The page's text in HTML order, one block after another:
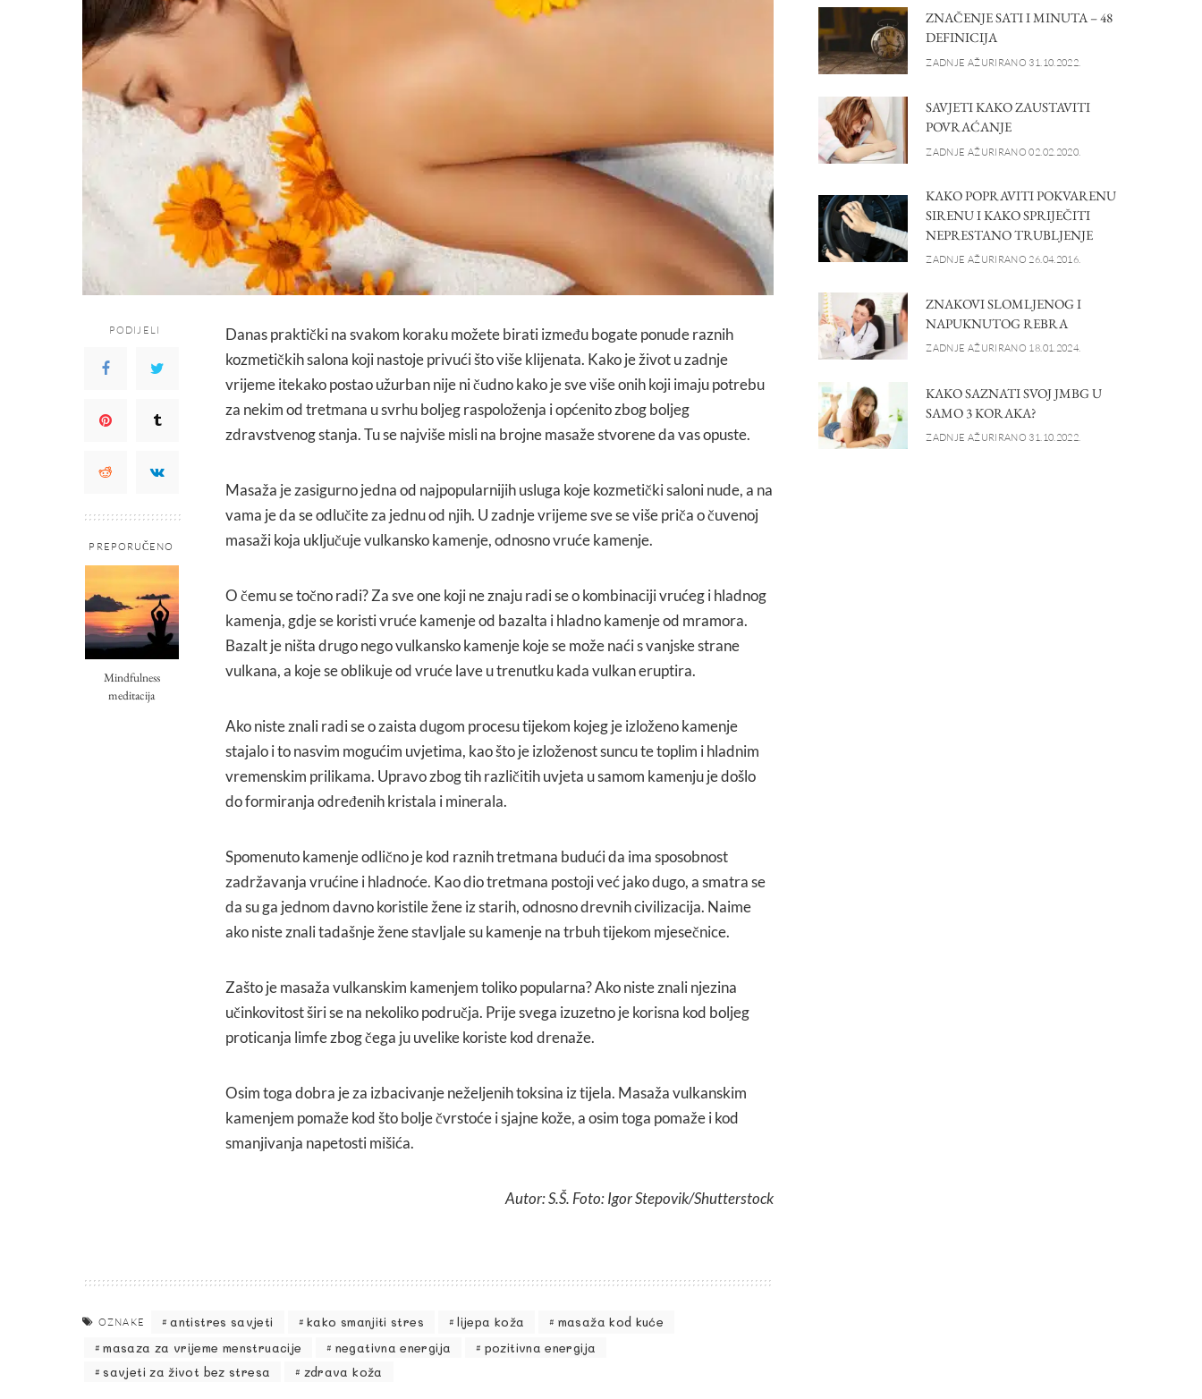
PODIJELI
PREPORUČENO
Mindfulness
meditacija
Danas praktički na svakom koraku možete birati između bogate ponude raznih
kozmetičkih salona koji nastoje privući što više klijenata. Kako je život u zadnje
vrijeme itekako postao užurban nije ni čudno kako je sve više onih koji imaju potrebu
za nekim od tretmana u svrhu boljeg raspoloženja i općenito zbog boljeg
zdravstvenog stanja. Tu se najviše misli na brojne masaže stvorene da vas opuste.
Masaža je zasigurno jedna od najpopularnijih usluga koje kozmetički saloni nude, a na
vama je da se odlučite za jednu od njih. U zadnje vrijeme sve se više priča o čuvenoj
masaži koja uključuje vulkansko kamenje, odnosno vruće kamenje.
O čemu se točno radi? Za sve one koji ne znaju radi se o kombinaciji vrućeg i hladnog
kamenja, gdje se koristi vruće kamenje od bazalta i hladno kamenje od mramora.
Bazalt je ništa drugo nego vulkansko kamenje koje se može naći s vanjske strane
vulkana, a koje se oblikuje od vruće lave u trenutku kada vulkan eruptira.
Ako niste znali radi se o zaista dugom procesu tijekom kojeg je izloženo kamenje
stajalo i to nasvim mogućim uvjetima, kao što je izloženost suncu te toplim i hladnim
vremenskim prilikama. Upravo zbog tih različitih uvjeta u samom kamenju je došlo
do formiranja određenih kristala i minerala.
Spomenuto kamenje odlično je kod raznih tretmana budući da ima sposobnost
zadržavanja vrućine i hladnoće. Kao dio tretmana postoji već jako dugo, a smatra se
da su ga jednom davno koristile žene iz starih, odnosno drevnih civilizacija. Naime
ako niste znali tadašnje žene stavljale su kamenje na trbuh tijekom mjesečnice.
Zašto je masaža vulkanskim kamenjem toliko popularna? Ako niste znali njezina
učinkovitost širi se na nekoliko područja. Prije svega izuzetno je korisna kod boljeg
proticanja limfe zbog čega ju uvelike koriste kod drenaže.
Osim toga dobra je za izbacivanje neželjenih toksina iz tijela. Masaža vulkanskim
kamenjem pomaže kod što bolje čvrstoće i sjajne kože, a osim toga pomaže i kod
smanjivanja napetosti mišića.
Autor: S.Š. Foto: Igor Stepovik/Shutterstock
OZNAKE antistres savjeti kako smanjiti stres lijepa koža
masaža kod kuće
masaza za vrijeme menstruacije
negativna energija
pozitivna energija
savjeti za život bez stresa
zdrava koža
ZNAČENJE SATI I MINUTA – 48
DEFINICIJA
ZADNJE AŽURIRANO 31.10.2022.
SAVJETI KAKO ZAUSTAVITI
POVRAĆANJE
ZADNJE AŽURIRANO 02.02.2020.
KAKO POPRAVITI POKVARENU
SIRENU I KAKO SPRIJEČITI
NEPRESTANO TRUBLJENJE
ZADNJE AŽURIRANO 26.04.2016.
ZNAKOVI SLOMLJENOG I
NAPUKNUTOG REBRA
ZADNJE AŽURIRANO 18.01.2024.
KAKO SAZNATI SVOJ JMBG U
SAMO 3 KORAKA?
ZADNJE AŽURIRANO 31.10.2022.